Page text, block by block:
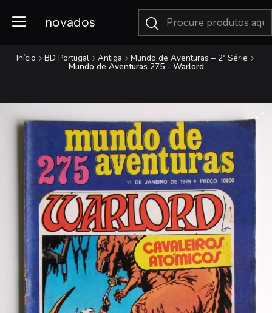
novados
Início BD Portugal Antiga Mundo de Aventuras – 2ª Série
Mundo de Aventuras 275 - Warlord